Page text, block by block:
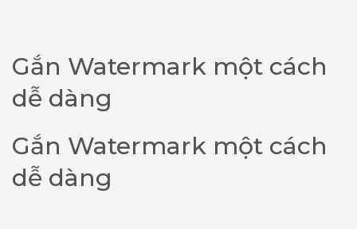
Gắn Watermark một cách
dễ dàng
Gắn Watermark một cách
dễ dàng